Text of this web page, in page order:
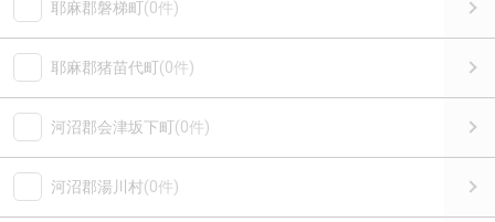
耶麻郡磐梯町(0件)
耶麻郡猪苗代町(0件)
河沼郡会津坂下町(0件)
河沼郡湯川村(0件)